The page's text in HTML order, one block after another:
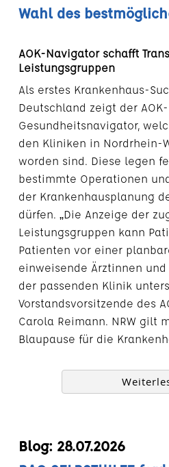
Wahl des
AOK-Navigator schafft
Leistungsgruppen
Als erstes Krankenhaus-
Deutschland zeigt der AOK-
Gesundheitsnavigator,
den Kliniken in Nordrhein-
worden sind. Diese legen
bestimmte Operationen
der Krankenhausplanung
dürfen. „Die Anzeige der
Leistungsgruppen kann
Patienten vor einer
einweisende Ärztinnen
der passenden Klinik
Vorstandsvorsitzende des
Carola Reimann. NRW gilt
Blaupause für die
Blog: 28.07.2026